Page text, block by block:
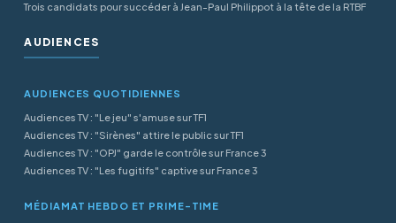
Trois candidats pour succéder à Jean-Paul Philippot à la tête de la RTBF
AUDIENCES
AUDIENCES QUOTIDIENNES
Audiences TV : "Le jeu" s'amuse sur TF1
Audiences TV : "Sirènes" attire le public sur TF1
Audiences TV : "OPJ" garde le contrôle sur France 3
Audiences TV : "Les fugitifs" captive sur France 3
MÉDIAMAT HEBDO ET PRIME-TIME